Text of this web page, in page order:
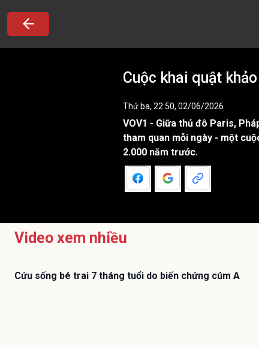
Cuộc khai quật
Thứ ba, 22:50, 02/06/2026
VOV1 - Giữa thủ đô Paris,
tham quan mỗi ngày - một
2.000 năm trước.
Video xem nhiều
Cứu sống bé trai 7 tháng tuổi do biến chứng cúm A